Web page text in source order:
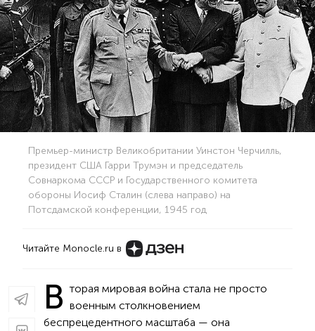
Премьер-министр Великобритании Уинстон Черчилль,
президент США Гарри Трумэн и председатель
Совнаркома СССР и Государственного комитета
обороны Иосиф Сталин (слева направо) на
Потсдамской конференции, 1945 год
Читайте Monocle.ru в
В торая мировая война стала не просто
военным столкновением
беспрецедентного масштаба — она